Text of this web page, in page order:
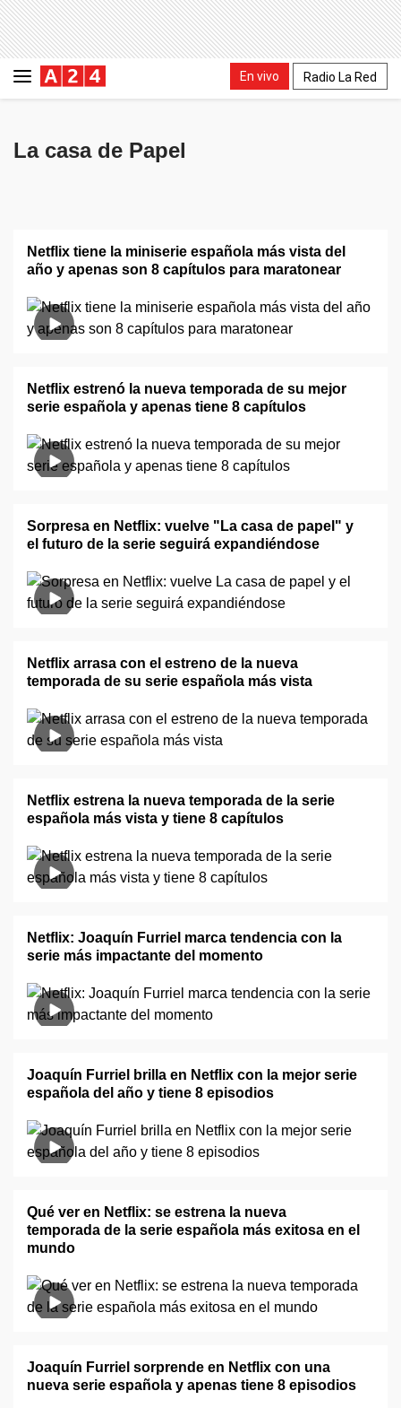
En vivo Radio La Red
La casa de Papel
Netflix tiene la miniserie española más vista del
año y apenas son 8 capítulos para maratonear
Netflix estrenó la nueva temporada de su mejor
serie española y apenas tiene 8 capítulos
Sorpresa en Netflix: vuelve "La casa de papel" y
el futuro de la serie seguirá expandiéndose
Netflix arrasa con el estreno de la nueva
temporada de su serie española más vista
Netflix estrena la nueva temporada de la serie
española más vista y tiene 8 capítulos
Netflix: Joaquín Furriel marca tendencia con la
serie más impactante del momento
Joaquín Furriel brilla en Netflix con la mejor serie
española del año y tiene 8 episodios
Qué ver en Netflix: se estrena la nueva
temporada de la serie española más exitosa en el
mundo
Joaquín Furriel sorprende en Netflix con una
nueva serie española y apenas tiene 8 episodios